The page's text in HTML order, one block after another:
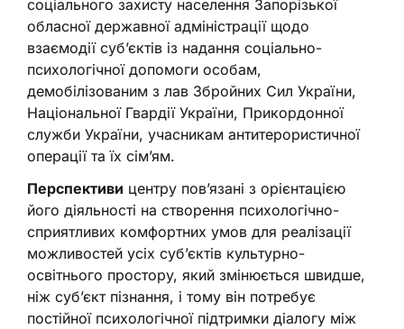
соціального захисту населення Запорізької
обласної державної адміністрації щодо
взаємодії суб’єктів із надання соціально-
психологічної допомоги особам,
демобілізованим з лав Збройних Сил України,
Національної Гвардії України, Прикордонної
служби України, учасникам антитерористичної
операції та їх сім’ям.
Перспективи центру пов’язані з орієнтацією
його діяльності на створення психологічно-
сприятливих комфортних умов для реалізації
можливостей усіх суб’єктів культурно-
освітнього простору, який змінюється швидше,
ніж суб’єкт пізнання, і тому він потребує
постійної психологічної підтримки діалогу між